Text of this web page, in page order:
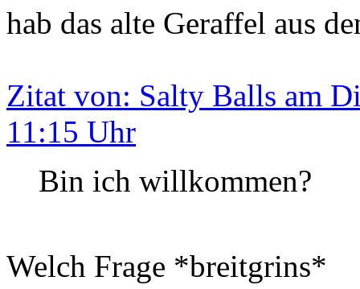
hab das alte Geraffel aus
Zitat von: Salty Balls am
11:15 Uhr
Bin ich willkommen?
Welch Frage *breitgrins*